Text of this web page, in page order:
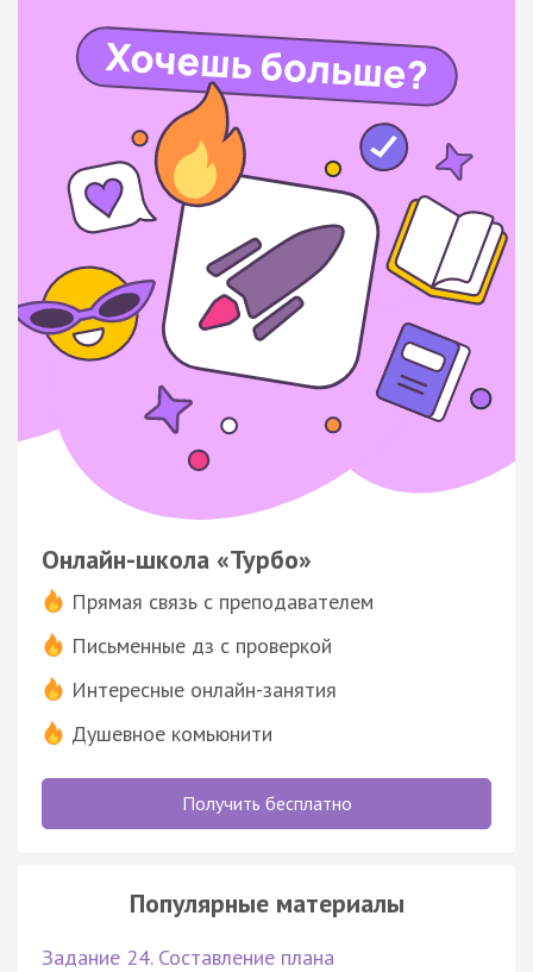
Онлайн-школа «Турбо»
Прямая связь с преподавателем
Письменные дз с проверкой
Интересные онлайн-занятия
Душевное комьюнити
Получить бесплатно
Популярные материалы
Задание 24. Составление плана